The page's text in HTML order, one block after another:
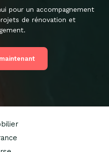
pour un accompagnement
de rénovation et